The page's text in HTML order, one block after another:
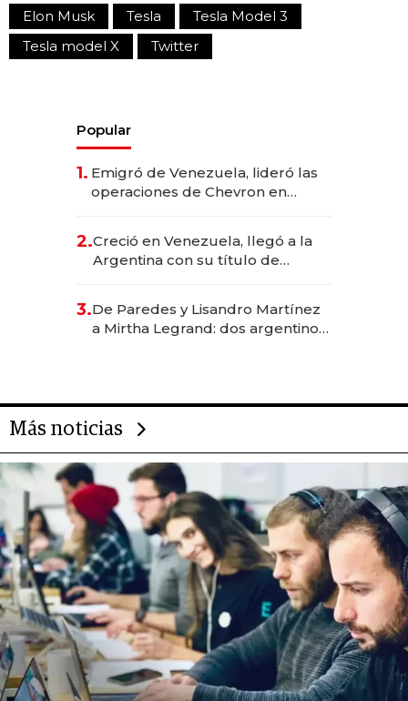
Elon Musk Tesla
Tesla Model 3
Tesla model X
Twitter
Popular
1. Emigró de Venezuela, lideró las
operaciones de Chevron en
2.Creció en Venezuela, llegó a la
Argentina con su título de
las marcas "fast premium"
3.De Paredes y Lisandro Martínez
a Mirtha Legrand: dos argentinos
Más noticias